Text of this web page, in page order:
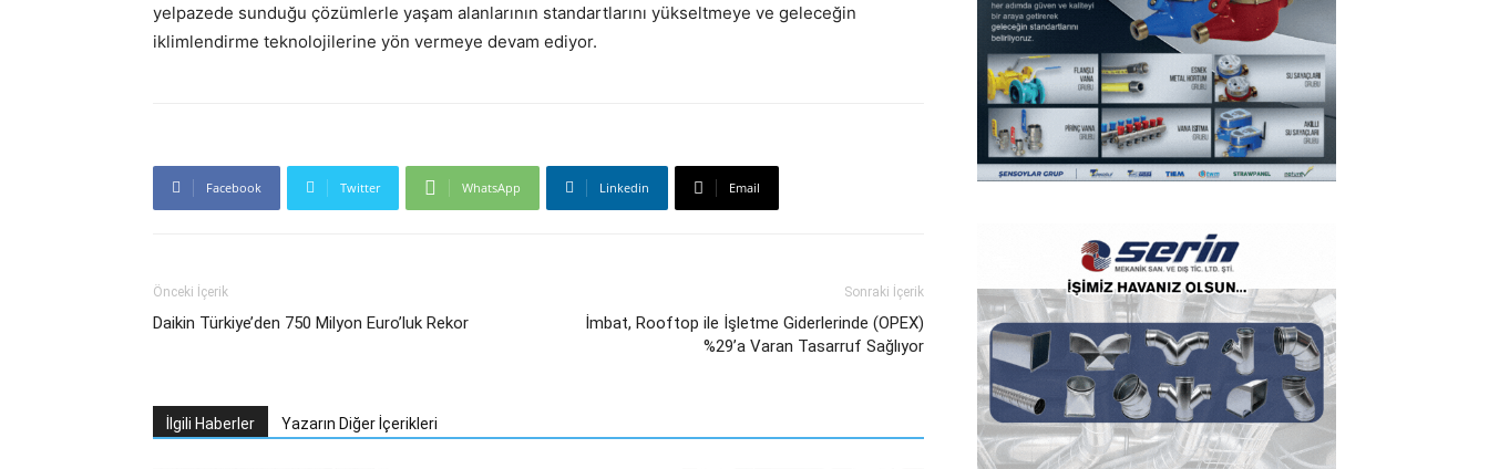
yelpazede sunduğu çözümlerle yaşam alanlarının standartlarını yükseltmeye ve geleceğin
iklimlendirme teknolojilerine yön vermeye devam ediyor.
Facebook Twitter WhatsApp Linkedin Email
Önceki İçerik
Daikin Türkiye’den 750 Milyon Euro’luk Rekor
Sonraki İçerik
İmbat, Rooftop ile İşletme Giderlerinde (OPEX)
%29’a Varan Tasarruf Sağlıyor
İlgili Haberler Yazarın Diğer İçerikleri